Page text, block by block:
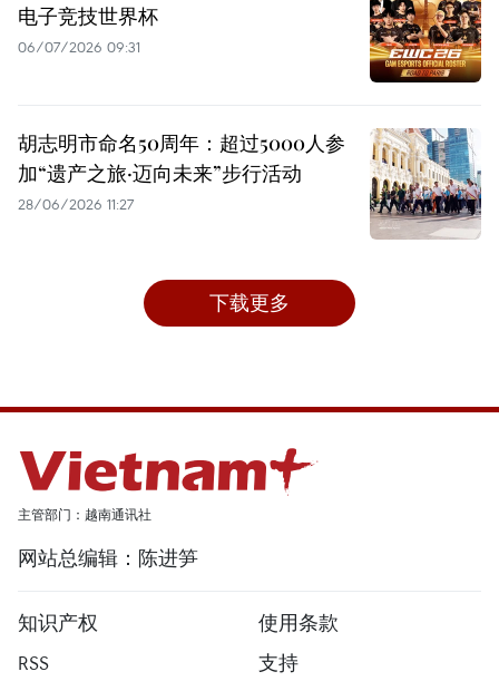
电子竞技世界杯
06/07/2026 09:31
胡志明市命名50周年：超过5000人参
加“遗产之旅·迈向未来”步行活动
28/06/2026 11:27
下载更多
主管部门：越南通讯社
网站总编辑：陈进笋
知识产权
使用条款
RSS
支持